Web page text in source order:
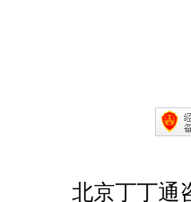
北京丁丁通